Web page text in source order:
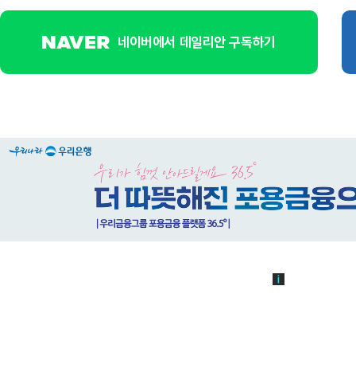
네이버에서 데일리안 구독하기